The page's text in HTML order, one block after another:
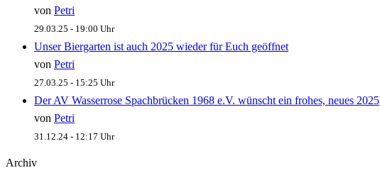
von Petri
29.03.25 - 19:00 Uhr
Unser Biergarten ist auch 2025 wieder für Euch geöffnet
von Petri
27.03.25 - 15:25 Uhr
Der AV Wasserrose Spachbrücken 1968 e.V. wünscht ein frohes, neues 2025
von Petri
31.12.24 - 12:17 Uhr
Archiv